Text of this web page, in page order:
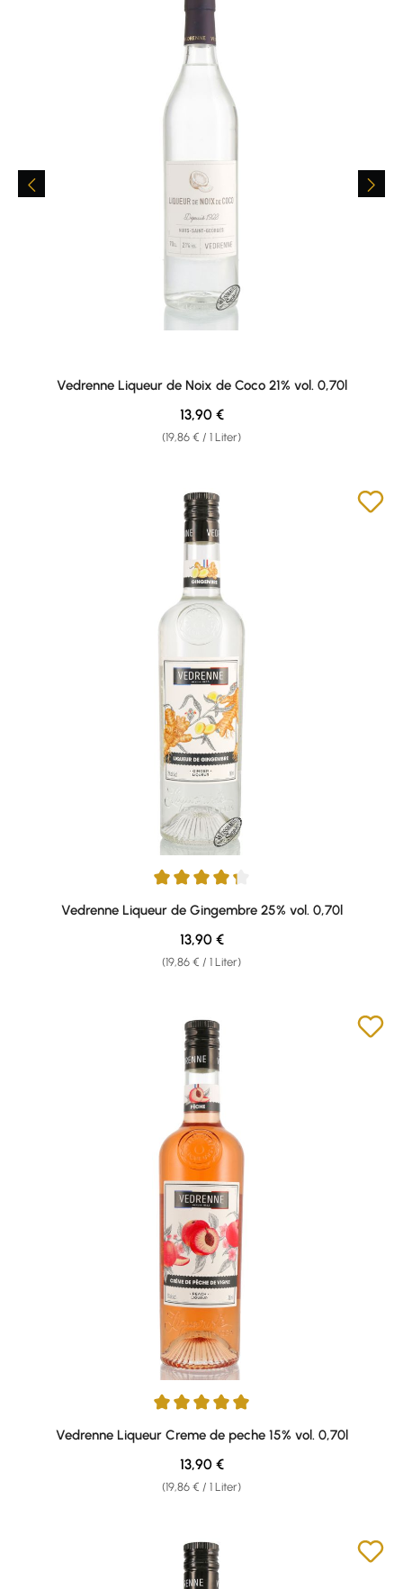
Vedrenne Liqueur de Noix de Coco 21% vol. 0,70l
(19,86 € / 1 Liter)
Regulärer Preis:
13,90 €
Durchschnittliche Bewertung von 4.33 von 5 Sternen
Vedrenne Liqueur de Gingembre 25% vol. 0,70l
(19,86 € / 1 Liter)
Regulärer Preis:
13,90 €
Durchschnittliche Bewertung von 5 von 5 Sternen
Vedrenne Liqueur Creme de peche 15% vol. 0,70l
(19,86 € / 1 Liter)
Regulärer Preis:
13,90 €